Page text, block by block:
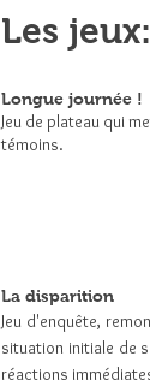
Les jeux:
Longue journée !
Jeu de plateau qui
témoins.
La disparition
Jeu d'enquête,
situation initiale de
réactions